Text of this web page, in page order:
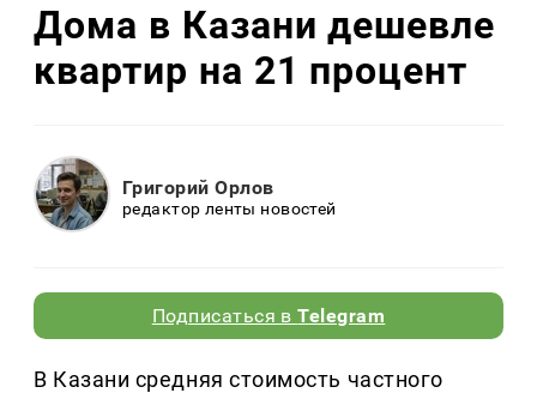
Дома в Казани дешевле
квартир на 21 процент
Григорий Орлов
редактор ленты новостей
Подписаться вTelegram
В Казани средняя стоимость частного